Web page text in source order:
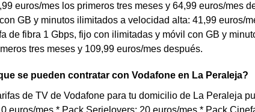
euros/mes los primeros tres meses y 64,99 euros/mes
GB y minutos ilimitados a velocidad alta: 41,99 euros/
de fibra 1 Gbps, fijo con ilimitadas y móvil con GB y
tres meses y 109,99 euros/mes después.
se pueden contratar con Vodafone en La Peraleja?
de TV de Vodafone para tu domicilio de La Peraleja
euros/mes * Pack Serielovers: 20 euros/mes * Pack